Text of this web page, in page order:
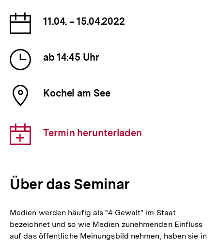
Datum
der
Veranstaltung
11.04. – 15.04.2022
Uhrzeit
der
Veranstaltung
ab 14:45 Uhr
Ort
der
Kochel am See
Download-
Link:
Termin herunterladen
Über das Seminar
Medien werden häufig als "4.Gewalt" im Staat
bezeichnet und so wie Medien zunehmenden Einfluss
auf das öffentliche Meinungsbild nehmen, haben sie in